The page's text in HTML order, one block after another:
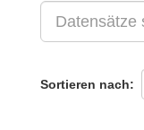
Sortieren nach